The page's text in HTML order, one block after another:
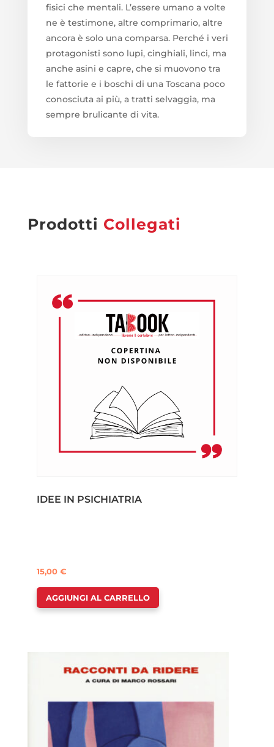
fisici che mentali. L’essere umano a volte
ne è testimone, altre comprimario, altre
ancora è solo una comparsa. Perché i veri
protagonisti sono lupi, cinghiali, linci, ma
anche asini e capre, che si muovono tra
le fattorie e i boschi di una Toscana poco
conosciuta ai più, a tratti selvaggia, ma
sempre brulicante di vita.
Prodotti Collegati
IDEE IN PSICHIATRIA
15,00 €
AGGIUNGI AL CARRELLO